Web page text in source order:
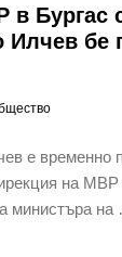
в Бургас
Илчев бе
е временно
на МВР
министъра на